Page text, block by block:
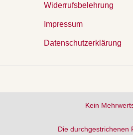
Widerrufsbelehrung
Impressum
Datenschutzerklärung
Kein
Die durchgestrichenen